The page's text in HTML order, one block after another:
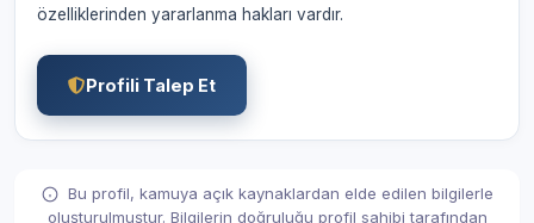
özelliklerinden yararlanma hakları vardır.
Profili Talep Et
Bu profil, kamuya açık kaynaklardan elde edilen bilgilerle
oluşturulmuştur. Bilgilerin doğruluğu profil sahibi tarafından